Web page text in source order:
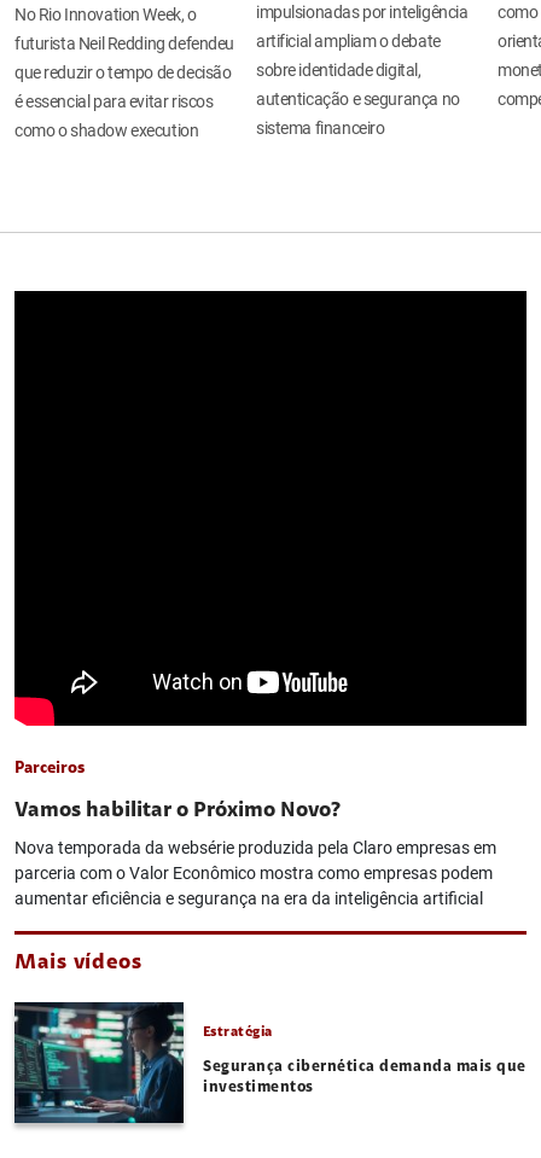
No Rio Innovation Week, o
futurista Neil Redding defendeu
que reduzir o tempo de decisão
é essencial para evitar riscos
como o shadow execution
impulsionadas por inteligência
artificial ampliam o debate
sobre identidade digital,
autenticação e segurança no
sistema financeiro
como
Parceiros
Vamos habilitar o Próximo Novo?
Nova temporada da websérie produzida pela Claro empresas em
parceria com o Valor Econômico mostra como empresas podem
aumentar eficiência e segurança na era da inteligência artificial
Mais vídeos
Estratégia
Segurança cibernética demanda mais que
investimentos